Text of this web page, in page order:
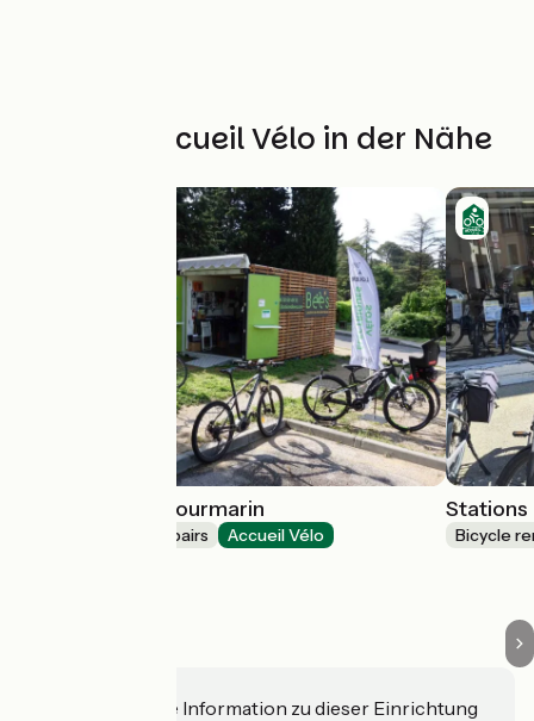
Weitere Accueil Vélo in der Nähe
Stations Bee's Lourmarin
Bicycle rentals/ repairs Accueil Vélo
Stations
Bicycle
Haben Sie eine Information zu dieser Einrichtung